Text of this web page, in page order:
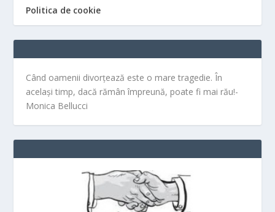
Politica de cookie
Când oamenii divorțează este o mare tragedie. În
același timp, dacă rămân împreună, poate fi mai rău!-
Monica Bellucci